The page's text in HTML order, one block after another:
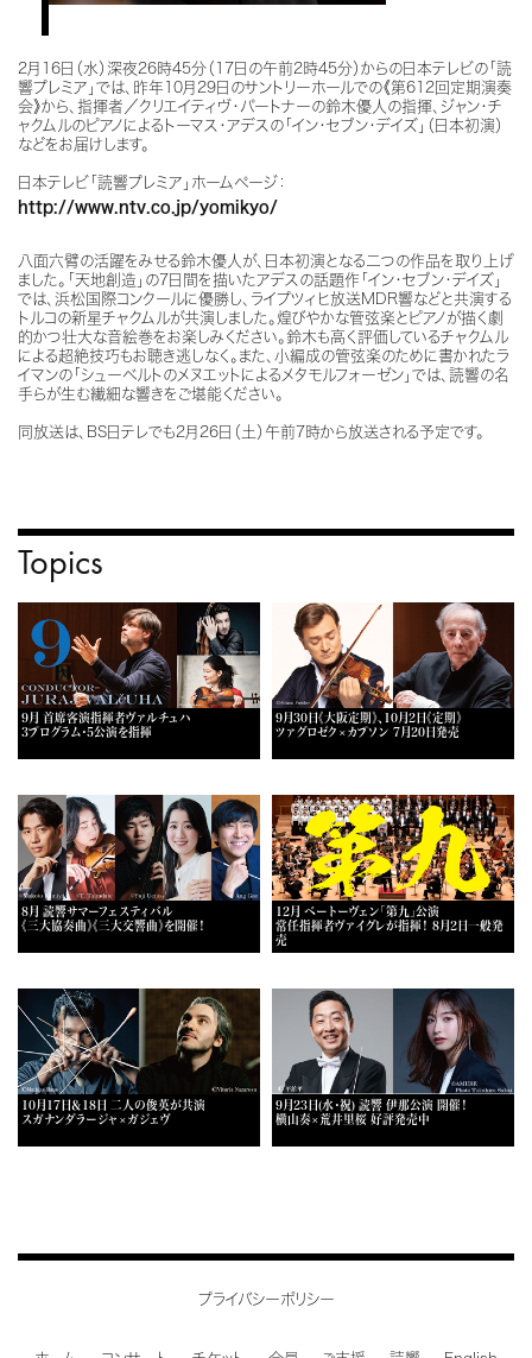
2月16日（水）深夜26時45分（17日の午前2時45分）からの日本テレビの「読
響プレミア」では、昨年10月29日のサントリーホールでの《第612回定期演奏
会》から、指揮者／クリエイティヴ・パートナーの鈴木優人の指揮、ジャン・チ
ャクムルのピアノによるトーマス・アデスの「イン・セブン・デイズ」（日本初演）
などをお届けします。
日本テレビ「読響プレミア」ホームページ：
http://www.ntv.co.jp/yomikyo/
八面六臂の活躍をみせる鈴木優人が、日本初演となる二つの作品を取り上げ
ました。「天地創造」の7日間を描いたアデスの話題作「イン・セブン・デイズ」
では、浜松国際コンクールに優勝し、ライプツィヒ放送MDR響などと共演する
トルコの新星チャクムルが共演しました。煌びやかな管弦楽とピアノが描く劇
的かつ壮大な音絵巻をお楽しみください。鈴木も高く評価しているチャクムル
による超絶技巧もお聴き逃しなく。また、小編成の管弦楽のために書かれたラ
イマンの「シューベルトのメヌエットによるメタモルフォーゼン」では、読響の名
手らが生む繊細な響きをご堪能ください。
同放送は、BS日テレでも2月26日（土）午前7時から放送される予定です。
Topics
9月 首席客演指揮者ヴァルチュハ
3プログラム・5公演を指揮
9月30日《大阪定期》、10月2日《定期》
ツァグロゼク×カプソン 7月20日発売
8月 読響サマーフェスティバル
《三大協奏曲》《三大交響曲》を開催！
12月 ベートーヴェン「第九」公演
常任指揮者ヴァイグレが指揮！ 8月2日一般発
売
10月17日＆18日 二人の俊英が共演
スガナンダラージャ×ガジェヴ
9月23日(水・祝) 読響 伊那公演 開催！
横山奏×荒井里桜 好評発売中
プライバシーポリシー